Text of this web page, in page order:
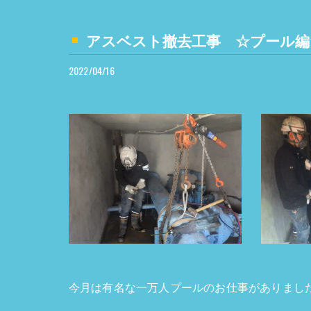
アスベスト撤去工事 ☆プール
2022/04/16
今月は有名な一万人プールのお仕事がありまし